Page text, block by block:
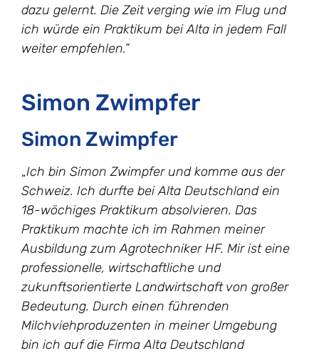
dazu gelernt. Die Zeit verging wie im Flug und
ich würde ein Praktikum bei Alta in jedem Fall
weiter empfehlen.”
Simon Zwimpfer
Simon Zwimpfer
„Ich bin Simon Zwimpfer und komme aus der
Schweiz. Ich durfte bei Alta Deutschland ein
18-wöchiges Praktikum absolvieren. Das
Praktikum machte ich im Rahmen meiner
Ausbildung zum Agrotechniker HF. Mir ist eine
professionelle, wirtschaftliche und
zukunftsorientierte Landwirtschaft von großer
Bedeutung. Durch einen führenden
Milchviehproduzenten in meiner Umgebung
bin ich auf die Firma Alta Deutschland